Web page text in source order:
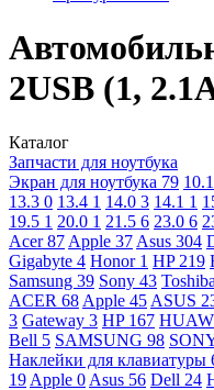
2USB (1,
Каталог
Запчасти для ноутбука
Экран для ноутбука 79 10.1
13.3 0 13.4 1 14.0 3 14.1 1
19.5 1 20.0 1 21.5 6 23.0 6
Acer87 Apple 37 Asus 304
Gigabyte 4 Honor 1 HP 219
Samsung 39 Sony 43 Toshiba
ACER 68 Apple 45 ASUS
3 Gateway 3 HP 167
Bell 5 SAMSUNG 98
Наклейки для клавиатуры
19 Apple 0 Asus 56 Dell 24